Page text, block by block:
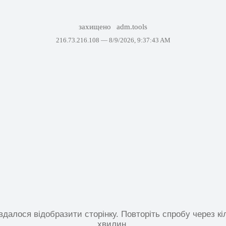
захищено adm.tools
216.73.216.108 — 8/9/2026, 9:37:43 AM
відобразити сторінку. Повторіть спробу через